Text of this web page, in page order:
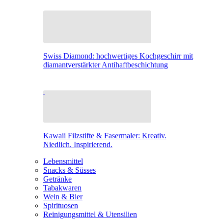
Swiss Diamond: hochwertiges Kochgeschirr mit
diamantverstärkter Antihaftbeschichtung
Kawaii Filzstifte & Fasermaler: Kreativ.
Niedlich. Inspirierend.
Lebensmittel
Snacks & Süsses
Getränke
Tabakwaren
Wein & Bier
Spirituosen
Reinigungsmittel & Utensilien